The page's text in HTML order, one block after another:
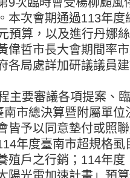
本次會期通過113年
預算，以及進行丹娜
偉哲市長大會期間率
各局處詳加研議議員
主要審議各項提案、
南市總決算暨附屬單
皆予以同意墊付或照
年度臺南市超規格
殖戶之行銷；114年